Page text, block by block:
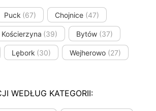
Puck (67) Chojnice (47)
Kościerzyna (39) Bytów (37)
Lębork (30) Wejherowo (27)
WEDŁUG KATEGORII: